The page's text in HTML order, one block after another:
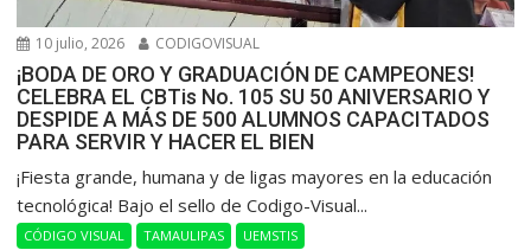
10 julio, 2026 CODIGOVISUAL
¡BODA DE ORO Y GRADUACIÓN DE CAMPEONES!
CELEBRA EL CBTis No. 105 SU 50 ANIVERSARIO Y
DESPIDE A MÁS DE 500 ALUMNOS CAPACITADOS
PARA SERVIR Y HACER EL BIEN
​¡Fiesta grande, humana y de ligas mayores en la educación
tecnológica! Bajo el sello de Codigo-Visual...
CÓDIGO VISUAL TAMAULIPAS UEMSTIS